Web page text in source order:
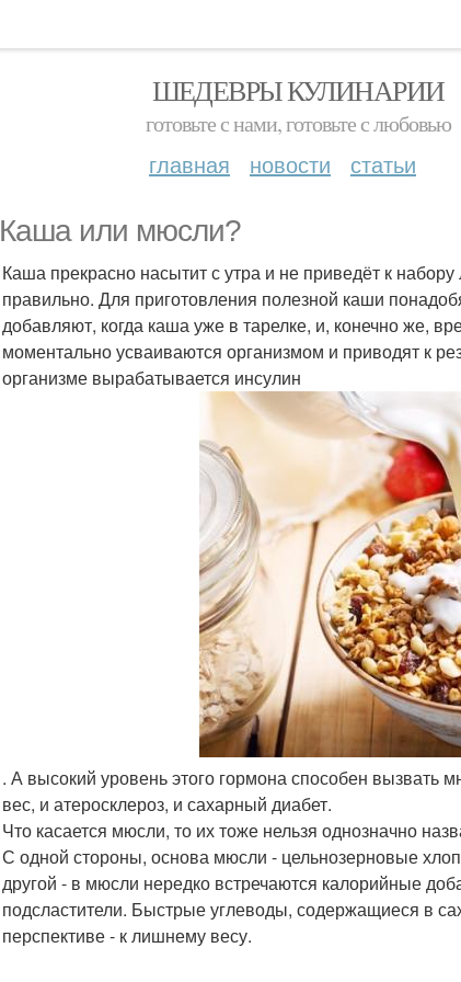
ШЕДЕВРЫ КУЛИНАРИИ
готовьте с нами, готовьте с любовью
главная новости статьи
Каша или мюсли?
Каша прекрасно насытит с утра и не приведёт к
правильно. Для приготовления полезной каши
добавляют, когда каша уже в тарелке, и, конечно же,
моментально усваиваются организмом и приводят к
организме вырабатывается инсулин
. А высокий уровень этого гормона способен вызвать
вес, и атеросклероз, и сахарный диабет.
Что касается мюсли, то их тоже нельзя однозначно
С одной стороны, основа мюсли - цельнозерновые
другой - в мюсли нередко встречаются калорийные
подсластители. Быстрые углеводы, содержащиеся в
перспективе - к лишнему весу.